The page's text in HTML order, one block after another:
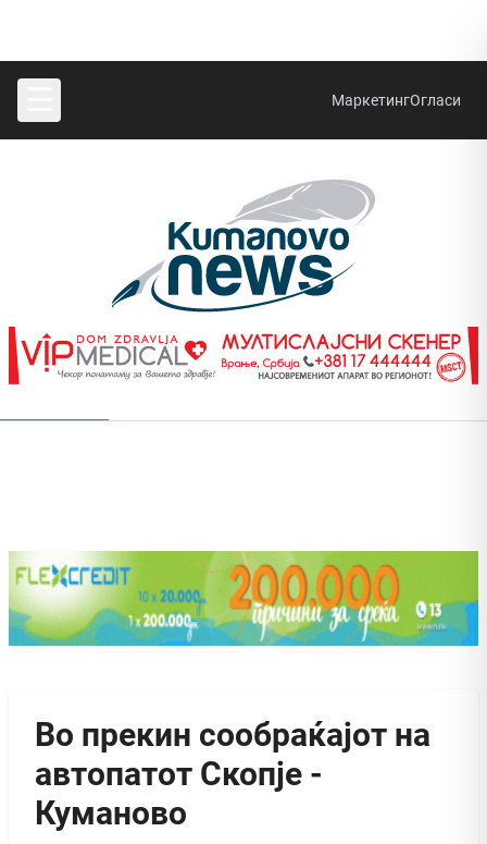
МаркетингОгласи
Во прекин сообраќајот на
автопатот Скопје -
Куманово